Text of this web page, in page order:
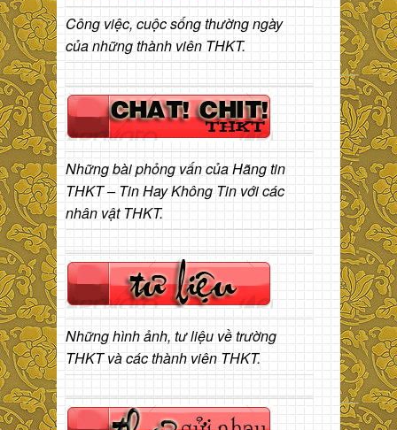
Công việc, cuộc sống thường ngày
của những thành viên THKT.
Những bài phỏng vấn của Hãng tin
THKT – Tin Hay Không Tin với các
nhân vật THKT.
Những hình ảnh, tư liệu về trường
THKT và các thành viên THKT.